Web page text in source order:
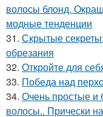
волосы блонд.
модные тенденции
31. Скрытые
обрезания
32. Откройте для
33. Победа над
34. Очень простые и
волосы.. Прически